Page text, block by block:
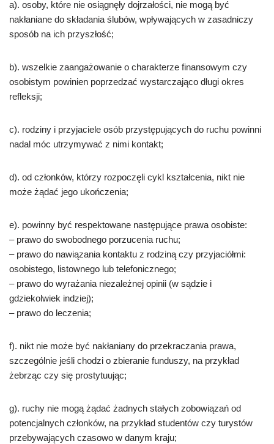
a). osoby, które nie osiągnęły dojrzałości, nie mogą być
nakłaniane do składania ślubów, wpływających w zasadniczy
sposób na ich przyszłość;
b). wszelkie zaangażowanie o charakterze finansowym czy
osobistym powinien poprzedzać wystarczająco długi okres
refleksji;
c). rodziny i przyjaciele osób przystępujących do ruchu powinni
nadal móc utrzymywać z nimi kontakt;
d). od członków, którzy rozpoczęli cykl kształcenia, nikt nie
może żądać jego ukończenia;
e). powinny być respektowane następujące prawa osobiste:
– prawo do swobodnego porzucenia ruchu;
– prawo do nawiązania kontaktu z rodziną czy przyjaciółmi:
osobistego, listownego lub telefonicznego;
– prawo do wyrażania niezależnej opinii (w sądzie i
gdziekolwiek indziej);
– prawo do leczenia;
f). nikt nie może być nakłaniany do przekraczania prawa,
szczególnie jeśli chodzi o zbieranie funduszy, na przykład
żebrząc czy się prostytuując;
g). ruchy nie mogą żądać żadnych stałych zobowiązań od
potencjalnych członków, na przykład studentów czy turystów
przebywających czasowo w danym kraju;